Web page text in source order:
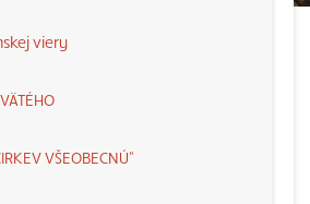
viery
VŠEOBECNÚ“